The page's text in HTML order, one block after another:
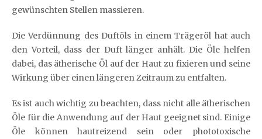
gewünschten Stellen massieren.
Die Verdünnung des Duftöls in einem Trägeröl hat auch
den Vorteil, dass der Duft länger anhält. Die Öle helfen
dabei, das ätherische Öl auf der Haut zu fixieren und seine
Wirkung über einen längeren Zeitraum zu entfalten.
Es ist auch wichtig zu beachten, dass nicht alle ätherischen
Öle für die Anwendung auf der Haut geeignet sind. Einige
Öle können hautreizend sein oder phototoxische